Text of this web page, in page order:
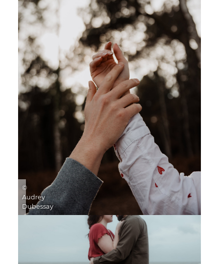
©
Audrey
Dubessay